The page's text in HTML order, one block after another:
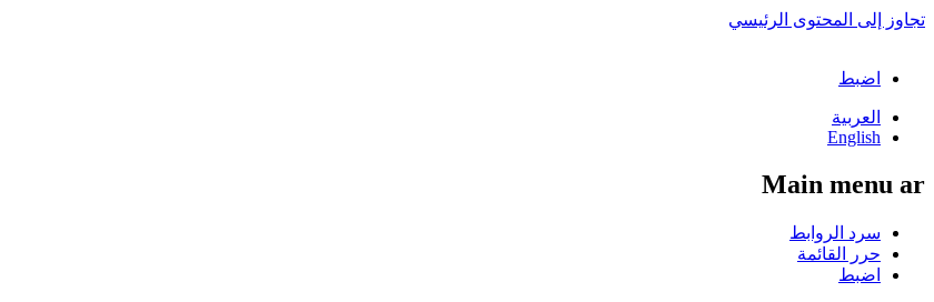
تجاوز إلى المحتوى الرئيسي
اضبط
العربية
English
Main menu ar
سرد الروابط
حرر القائمة
اضبط